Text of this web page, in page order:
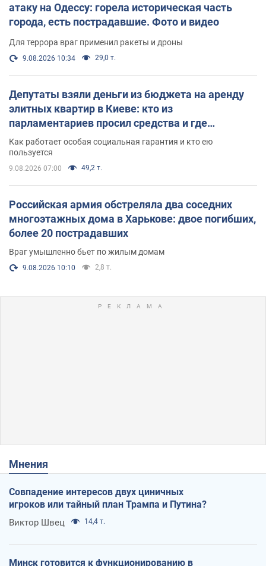
атаку на Одессу: горела историческая часть
города, есть пострадавшие. Фото и видео
Для террора враг применил ракеты и дроны
9.08.2026 10:34 29,0 т.
Депутаты взяли деньги из бюджета на аренду
элитных квартир в Киеве: кто из
парламентариев просил средства и где
поселился
Как работает особая социальная гарантия и кто ею
пользуется
9.08.2026 07:00 49,2 т.
Российская армия обстреляла два соседних
многоэтажных дома в Харькове: двое погибших,
более 20 пострадавших
Враг умышленно бьет по жилым домам
9.08.2026 10:10 2,8 т.
Мнения
Совпадение интересов двух циничных
игроков или тайный план Трампа и Путина?
Виктор Швец 14,4 т.
Минск готовится к функционированию в